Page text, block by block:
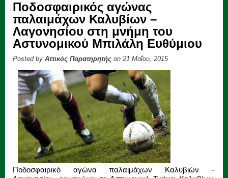
Ποδοσφαιρικός αγώνας
παλαιμάχων Καλυβίων –
Λαγονησίου στη μνήμη του
Αστυνομικού Μπιλάλη Ευθύμιου
Posted by Αττικός Παρατηρητής on 21 Μαΐου, 2015
Ποδοσφαιρικό αγώνα παλαιμάχων Καλυβιών –